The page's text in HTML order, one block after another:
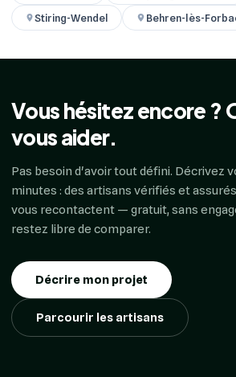
Stiring-Wendel
Behren-lès-
Vous hésitez encore ?
vous aider.
Pas besoin d'avoir tout défini. Décrivez
minutes : des artisans vérifiés et
vous recontactent — gratuit, sans
restez libre de comparer.
Décrire mon projet
Parcourir les artisans